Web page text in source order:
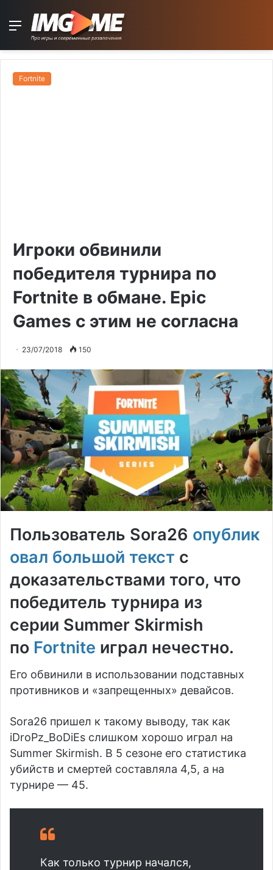
Menu
Fortnite
Игроки обвинили
победителя турнира по
Fortnite в обмане. Epic
Games с этим не согласна
23/07/2018 150
Пользователь Sora26 опублик
овал большой текст с
доказательствами того, что
победитель турнира из
серии Summer Skirmish
по Fortnite играл нечестно.
Его обвинили в использовании подставных
противников и «запрещенных» девайсов.
Sora26 пришел к такому выводу, так как
iDroPz_BoDiEs слишком хорошо играл на
Summer Skirmish. В 5 сезоне его статистика
убийств и смертей составляла 4,5, а на
турнире — 45.
Как только турнир начался,